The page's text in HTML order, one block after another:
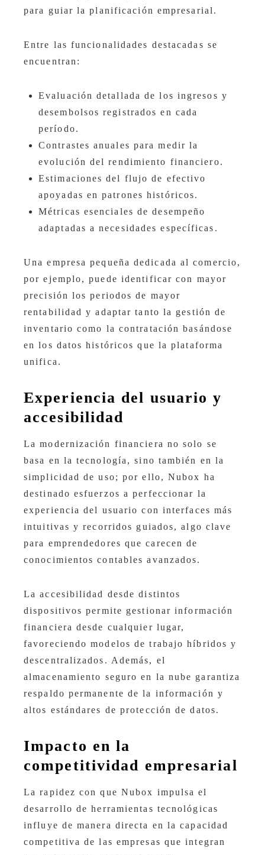
para guiar la planificación empresarial.
Entre las funcionalidades destacadas se
encuentran:
Evaluación detallada de los ingresos y
desembolsos registrados en cada
período.
Contrastes anuales para medir la
evolución del rendimiento financiero.
Estimaciones del flujo de efectivo
apoyadas en patrones históricos.
Métricas esenciales de desempeño
adaptadas a necesidades específicas.
Una empresa pequeña dedicada al comercio,
por ejemplo, puede identificar con mayor
precisión los periodos de mayor
rentabilidad y adaptar tanto la gestión de
inventario como la contratación basándose
en los datos históricos que la plataforma
unifica.
Experiencia del usuario y
accesibilidad
La modernización financiera no solo se
basa en la tecnología, sino también en la
simplicidad de uso; por ello, Nubox ha
destinado esfuerzos a perfeccionar la
experiencia del usuario con interfaces más
intuitivas y recorridos guiados, algo clave
para emprendedores que carecen de
conocimientos contables avanzados.
La accesibilidad desde distintos
dispositivos permite gestionar información
financiera desde cualquier lugar,
favoreciendo modelos de trabajo híbridos y
descentralizados. Además, el
almacenamiento seguro en la nube garantiza
respaldo permanente de la información y
altos estándares de protección de datos.
Impacto en la
competitividad empresarial
La rapidez con que Nubox impulsa el
desarrollo de herramientas tecnológicas
influye de manera directa en la capacidad
competitiva de las empresas que integran